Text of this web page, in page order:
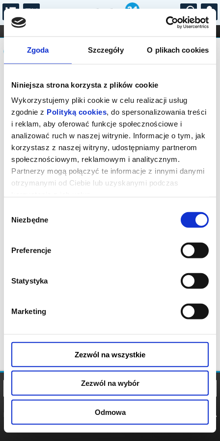
Zgoda Szczegóły O plikach cookies
Niniejsza strona korzysta z plików cookie
Wykorzystujemy pliki cookie w celu realizacji usług
zgodnie z Polityką cookies, do spersonalizowania treści
i reklam, aby oferować funkcje społecznościowe i
analizować ruch w naszej witrynie. Informacje o tym, jak
korzystasz z naszej witryny, udostępniamy partnerom
społecznościowym, reklamowym i analitycznym.
Partnerzy mogą połączyć te informacje z innymi danymi
otrzymanymi od Ciebie lub uzyskanymi podczas
zgody
Niezbędne
Preferencje
Statystyka
Marketing
Zezwól na wszystkie
Zezwól na wybór
Odmowa
...
FILHARMONIA OPERA I BALET
STAND-UP
DLA DZIECI
Komunikat
Sprzedaż biletów na wydarzenie została
zakończona.
POLITYKA
POLITYKA